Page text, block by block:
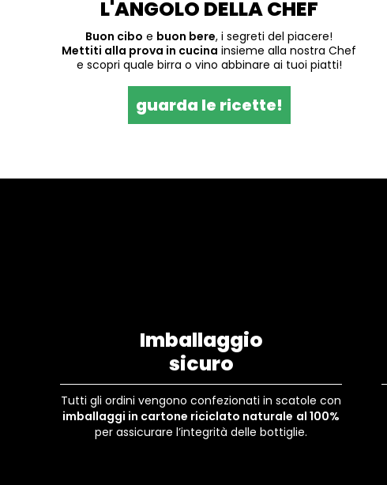
L'ANGOLO DELLA CHEF
Buon cibo e buon bere, i segreti del piacere!
Mettiti alla prova in cucina insieme alla nostra Chef
e scopri quale birra o vino abbinare ai tuoi piatti!
guarda le ricette!
Imballaggio
sicuro
Tutti gli ordini vengono confezionati in scatole con
imballaggi in cartone riciclato naturale al 100%
per assicurare l’integrità delle bottiglie.